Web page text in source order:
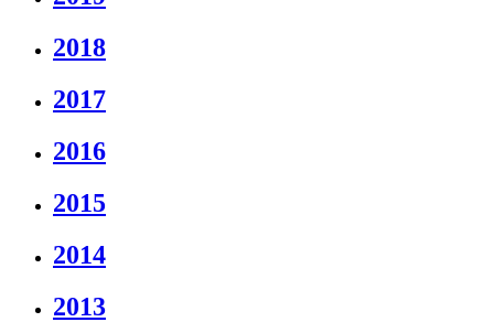
2018
2017
2016
2015
2014
2013